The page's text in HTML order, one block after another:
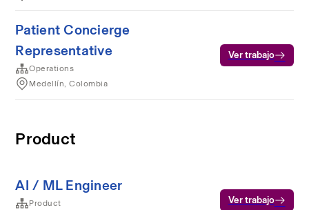
Patient Concierge
Representative
Operations
Medellín, Colombia
Ver trabajo
Product
AI / ML Engineer
Product
Ver trabajo